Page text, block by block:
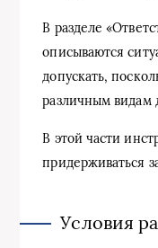
В разделе
описываются
допускать,
различным видам
В этой части
придерживаться
Условия